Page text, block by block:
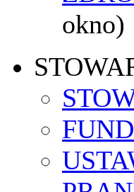
okno)